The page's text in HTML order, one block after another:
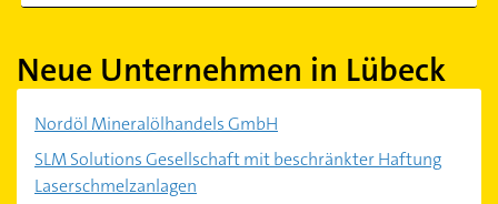
Neue Unternehmen in Lübeck
Nordöl Mineralölhandels GmbH
SLM Solutions Gesellschaft mit beschränkter Haftung
Laserschmelzanlagen